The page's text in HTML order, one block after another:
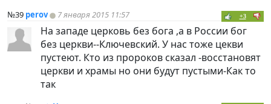
№39 perov 7 января 2015 11:57 +3
На западе церковь без бога ,а в России бог
без церкви--Ключевский. У нас тоже цекви
пустеют. Кто из пророков сказал -восстановят
церкви и храмы но они будут пустыми-Как то
так